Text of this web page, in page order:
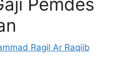
Ragil Ar Raqiib